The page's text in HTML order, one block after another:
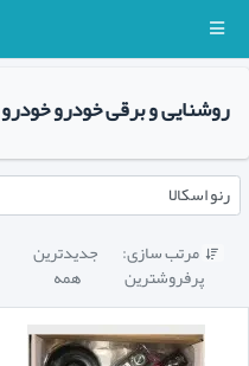
روشنایی و برقی خودرو خودرو
رنو اسکالا
 مرتب سازی: جدیدترین
پرفروشترین
همه